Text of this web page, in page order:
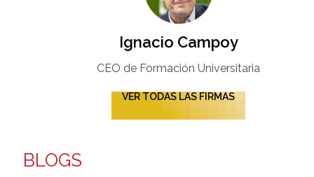
Ignacio Campoy​
CEO de Formación Universitaria​
VER TODAS LAS FIRMAS
BLOGS